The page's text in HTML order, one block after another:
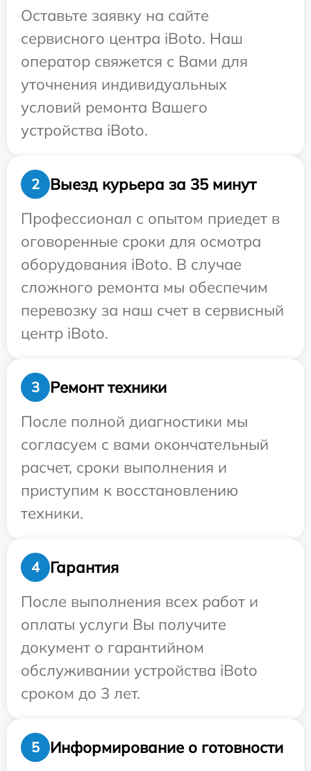
Оставьте заявку на сайте
сервисного центра iBoto. Наш
оператор свяжется с Вами для
уточнения индивидуальных
условий ремонта Вашего
устройства iBoto.
2
Выезд курьера за 35 минут
Профессионал с опытом приедет в
оговоренные сроки для осмотра
оборудования iBoto. В случае
сложного ремонта мы обеспечим
перевозку за наш счет в сервисный
центр iBoto.
3
Ремонт техники
После полной диагностики мы
согласуем с вами окончательный
расчет, сроки выполнения и
приступим к восстановлению
техники.
4
Гарантия
После выполнения всех работ и
оплаты услуги Вы получите
документ о гарантийном
обслуживании устройства iBoto
сроком до 3 лет.
5
Информирование о готовности